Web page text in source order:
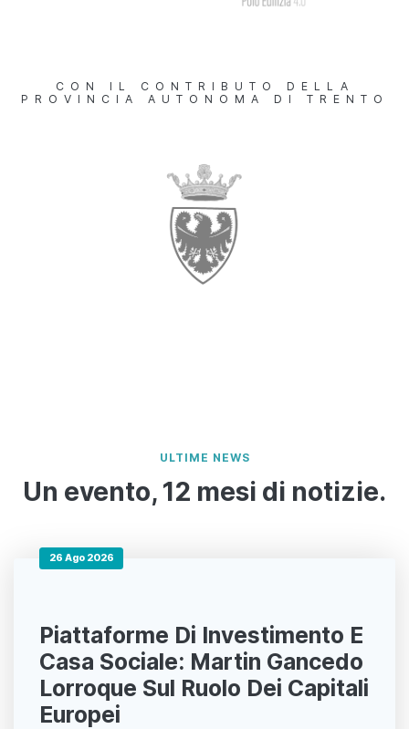
CON IL CONTRIBUTO DELLA
PROVINCIA AUTONOMA DI TRENTO
ULTIME NEWS
Un evento, 12 mesi di notizie.
26 Ago 2026
Piattaforme Di Investimento E
Casa Sociale: Martin Gancedo
Lorroque Sul Ruolo Dei Capitali
Europei